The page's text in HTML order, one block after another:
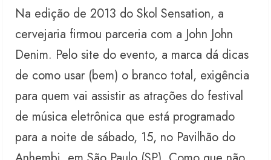
Na edição de 2013 do Skol Sensation, a
cervejaria firmou parceria com a John John
Denim. Pelo site do evento, a marca dá dicas
de como usar (bem) o branco total, exigência
para quem vai assistir as atrações do festival
de música eletrônica que está programado
para a noite de sábado, 15, no Pavilhão do